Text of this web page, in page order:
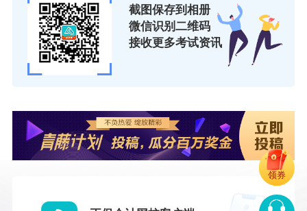
截图保存到相册
微信识别二维码
接收更多考试资讯
领券